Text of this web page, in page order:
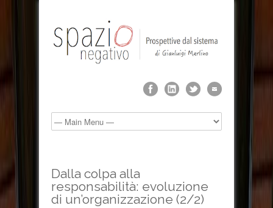
Dalla colpa alla
responsabilità: evoluzione
di un’organizzazione (2/2)